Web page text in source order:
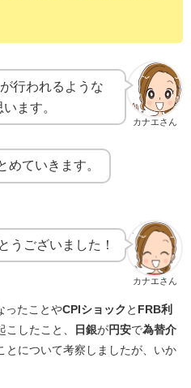
カナエさん
行われるような
ます。
めていきます。
カナエさん
うございました！
ったことやCPIショック と FRB利
こしたこと、 日銀が 円安で為替介
とについて考察しましたが、いか